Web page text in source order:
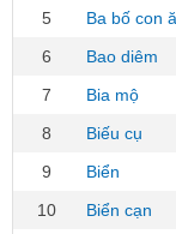
5
Ba bố con
6
Bao diêm
7
Bia mộ
8
Biếu cụ
9
Biển
10
Biển cạn